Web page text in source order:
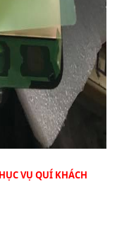
VỤ QUÍ KHÁCH